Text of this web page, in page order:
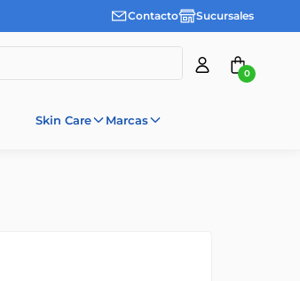
Contacto Sucursales
0
Skin Care Marcas